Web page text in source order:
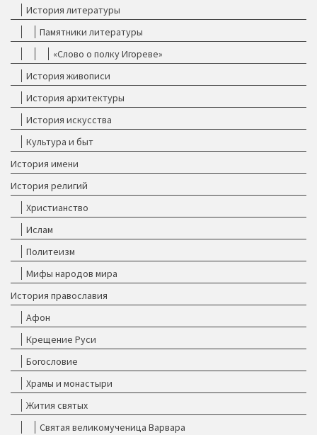
История литературы
Памятники литературы
«Слово о полку Игореве»
История живописи
История архитектуры
История искусства
Культура и быт
История имени
История религий
Христианство
Ислам
Политеизм
Мифы народов мира
История православия
Афон
Крещение Руси
Богословие
Храмы и монастыри
Жития святых
Святая великомученица Варвара